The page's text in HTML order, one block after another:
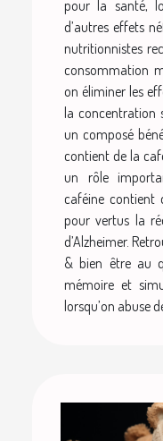
pour la santé,
d’autres effets
nutritionnistes
consommation
on éliminer les
la concentration
un composé
contient de la
un rôle
caféine contient
pour vertus la
d’Alzheimer.
& bien être au
mémoire et
lorsqu’on abuse